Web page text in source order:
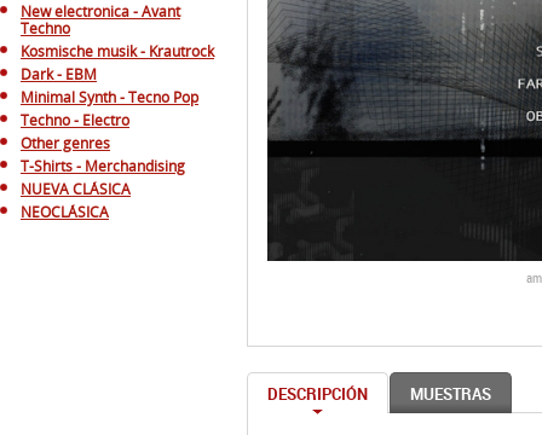
New electronica - Avant
Techno
Kosmische musik - Krautrock
Dark - EBM
Minimal Synth - Tecno Pop
Techno - Electro
Other genres
T-Shirts - Merchandising
NUEVA CLÁSICA
NEOCLÁSICA
DESCRIPCIÓN MUESTRAS